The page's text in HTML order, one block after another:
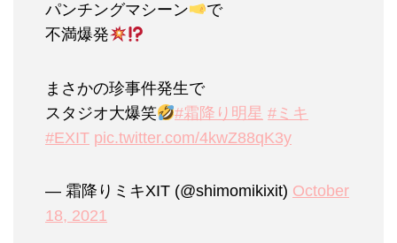
パンチングマシーン
で
不満爆発
まさかの珍事件発生で
スタジオ大爆笑
#霜降り明星 #ミキ
#EXIT pic.twitter.com/4kwZ88qK3y
— 霜降りミキXIT (@shimomikixit) October
18, 2021